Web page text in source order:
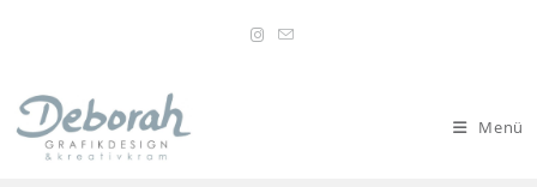
Menü